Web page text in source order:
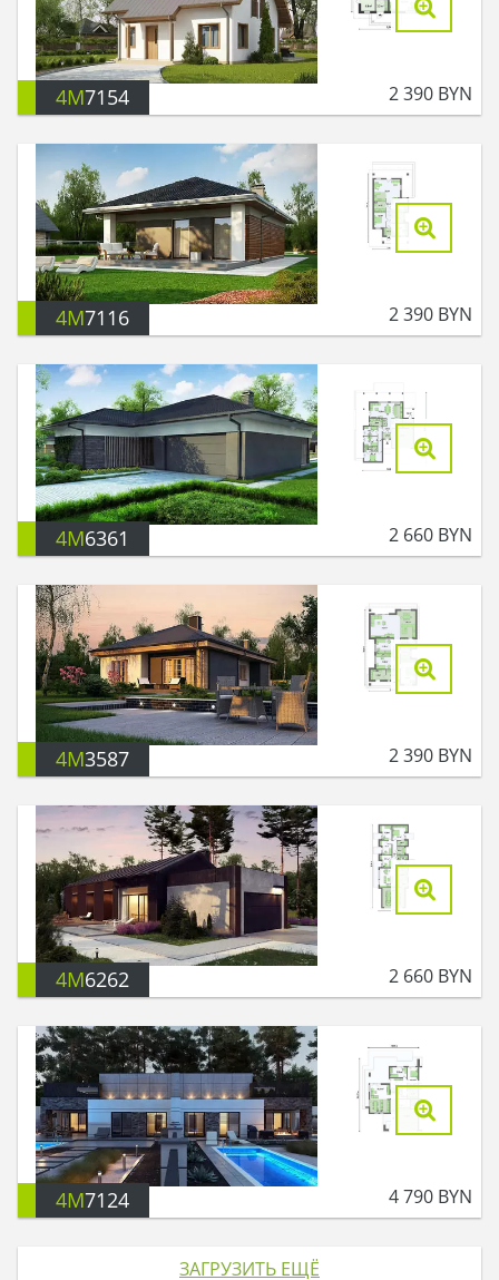
4M7154 2 390 BYN
4M7116 2 390 BYN
4M6361 2 660 BYN
4M3587 2 390 BYN
4M6262 2 660 BYN
4M7124 4 790 BYN
ЗАГРУЗИТЬ ЕЩЁ